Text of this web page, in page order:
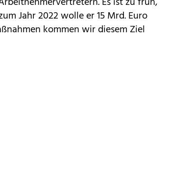
Jahr 2022 wolle er 15 Mrd. Euro
kommen wir diesem Ziel